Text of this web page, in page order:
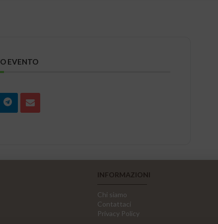
EVENTO
INFORMAZIONI
Chi siamo
Contattaci
Privacy Policy